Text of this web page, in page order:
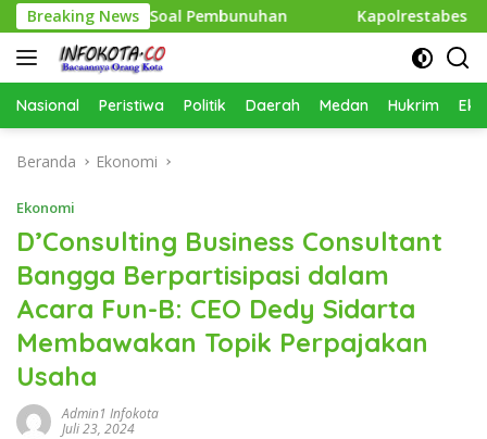
Langsung
ke
konten
Breaking News
Polisi, Soal Pembunuhan Kapolrestabes Medan
Nasional Peristiwa Politik Daerah Medan Hukrim
Beranda Ekonomi
Ekonomi
D’Consulting Business Consultant
Bangga Berpartisipasi dalam
Acara Fun-B: CEO Dedy Sidarta
Membawakan Topik Perpajakan
Usaha
Admin1 Infokota
Juli 23, 2024